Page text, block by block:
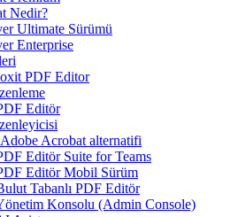
Nedir?
Ultimate Sürümü
Enterprise
PDF Editor
Editör
Acrobat alternatifi
Editör Suite for Teams
Editör Mobil Sürüm
Tabanlı PDF Editör
Konsolu (Admin Console)